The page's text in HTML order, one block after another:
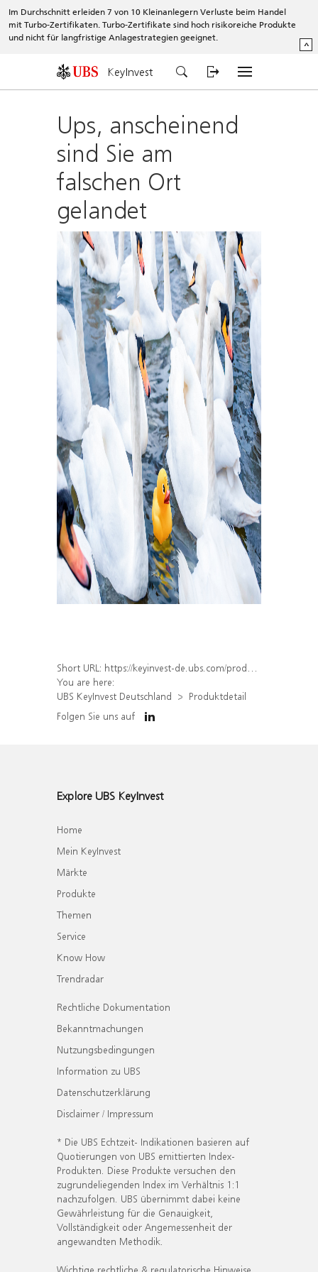
Im Durchschnitt erleiden 7 von 10 Kleinanlegern Verluste beim Handel
mit Turbo-Zertifikaten. Turbo-Zertifikate sind hoch risikoreiche Produkte
und nicht für langfristige Anlagestrategien geeignet.
^
KeyInvest
Ups, anscheinend
sind Sie am
falschen Ort
gelandet
Short URL: https://keyinvest-de.ubs.com/produkt/detail/index/isin/DE000WA4UMW0
You are here:
UBS KeyInvest Deutschland
Produktdetail
Folgen Sie uns auf
Explore UBS KeyInvest
Home
Mein KeyInvest
Märkte
Produkte
Themen
Service
Know How
Trendradar
Rechtliche Dokumentation
Bekanntmachungen
Nutzungsbedingungen
Information zu UBS
Datenschutzerklärung
Disclaimer / Impressum
* Die UBS Echtzeit- Indikationen basieren auf
Quotierungen von UBS emittierten Index-
Produkten. Diese Produkte versuchen den
zugrundeliegenden Index im Verhältnis 1:1
nachzufolgen. UBS übernimmt dabei keine
Gewährleistung für die Genauigkeit,
Vollständigkeit oder Angemessenheit der
angewandten Methodik.